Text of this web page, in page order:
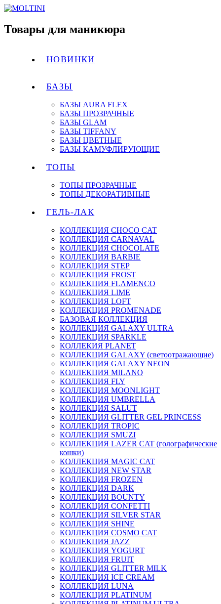
Товары для маникюра
НОВИНКИ
БАЗЫ
БАЗЫ AURA FLEX
БАЗЫ ПРОЗРАЧНЫЕ
БАЗЫ GLAM
БАЗЫ TIFFANY
БАЗЫ ЦВЕТНЫЕ
БАЗЫ КАМУФЛИРУЮЩИЕ
ТОПЫ
ТОПЫ ПРОЗРАЧНЫЕ
ТОПЫ ДЕКОРАТИВНЫЕ
ГЕЛЬ-ЛАК
КОЛЛЕКЦИЯ CHOCO CAT
КОЛЛЕКЦИЯ CARNAVAL
КОЛЛЕКЦИЯ CHOCOLATE
КОЛЛЕКЦИЯ BARBIE
КОЛЛЕКЦИЯ STEP
КОЛЛЕКЦИЯ FROST
КОЛЛЕКЦИЯ FLAMENCO
КОЛЛЕКЦИЯ LIME
КОЛЛЕКЦИЯ LOFT
КОЛЛЕКЦИЯ PROMENADE
БАЗОВАЯ КОЛЛЕКЦИЯ
КОЛЛЕКЦИЯ GALAXY ULTRA
КОЛЛЕКЦИЯ SPARKLE
КОЛЛЕКИЯ PLANET
КОЛЛЕКЦИЯ GALAXY (светоотражающие)
КОЛЛЕКЦИЯ GALAXY NEON
КОЛЛЕКЦИЯ MILANO
КОЛЛЕКЦИЯ FLY
КОЛЛЕКЦИЯ MOONLIGHT
КОЛЛЕКЦИЯ UMBRELLA
КОЛЛЕКЦИЯ SALUT
КОЛЛЕКЦИЯ GLITTER GEL PRINCESS
КОЛЛЕКЦИЯ TROPIC
КОЛЛЕКЦИЯ SMUZI
КОЛЛЕКЦИЯ LAZER CAT (голографические
кошки)
КОЛЛЕКЦИЯ MAGIC CAT
КОЛЛЕКЦИЯ NEW STAR
КОЛЛЕКЦИЯ FROZEN
КОЛЛЕКЦИЯ DARK
КОЛЛЕКЦИЯ BOUNTY
КОЛЛЕКЦИЯ CONFETTI
КОЛЛЕКЦИЯ SILVER STAR
КОЛЛЕКЦИЯ SHINE
КОЛЛЕКЦИЯ COSMO CAT
КОЛЛЕКЦИЯ JAZZ
КОЛЛЕКЦИЯ YOGURT
КОЛЛЕКЦИЯ FRUIT
КОЛЛЕКЦИЯ GLITTER MILK
КОЛЛЕКЦИЯ ICE CREAM
КОЛЛЕКЦИЯ LUNA
КОЛЛЕКЦИЯ PLATINUM